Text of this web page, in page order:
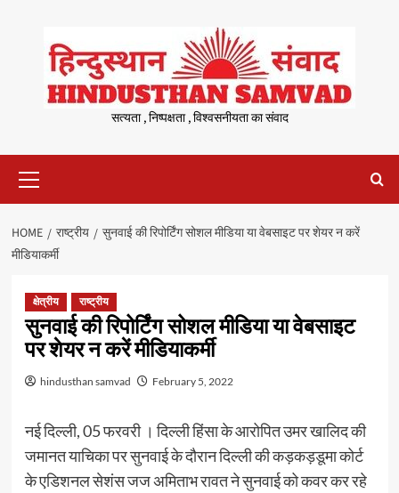
content
सत्यता , निष्पक्षता , विश्वसनीयता का संवाद
Menu
HOME राष्ट्रीय
सुनवाई की रिपोर्टिंग सोशल मीडिया या वेबसाइट पर शेयर न करें
मीडियाकर्मी
क्षेत्रीय राष्ट्रीय
सुनवाई की रिपोर्टिंग सोशल मीडिया या वेबसाइट
पर शेयर न करें मीडियाकर्मी
hindusthan samvad February 5, 2022
नई दिल्ली, 05 फरवरी । दिल्ली हिंसा के आरोपित उमर खालिद की
जमानत याचिका पर सुनवाई के दौरान दिल्ली की कड़कड़डूमा कोर्ट
के एडिशनल सेशंस जज अमिताभ रावत ने सुनवाई को कवर कर रहे